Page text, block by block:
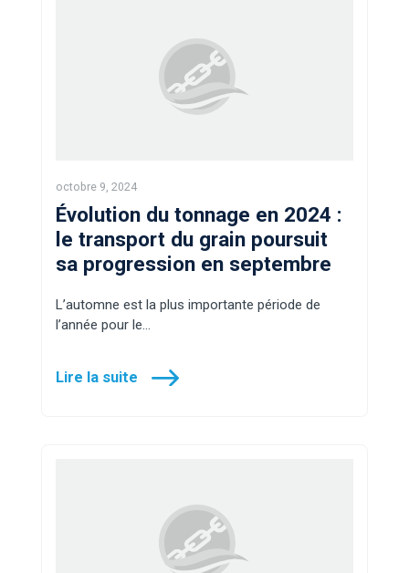
octobre 9, 2024
Évolution du tonnage en 2024 :
le transport du grain poursuit
sa progression en septembre
L’automne est la plus importante période de
l’année pour le…
Lire la suite